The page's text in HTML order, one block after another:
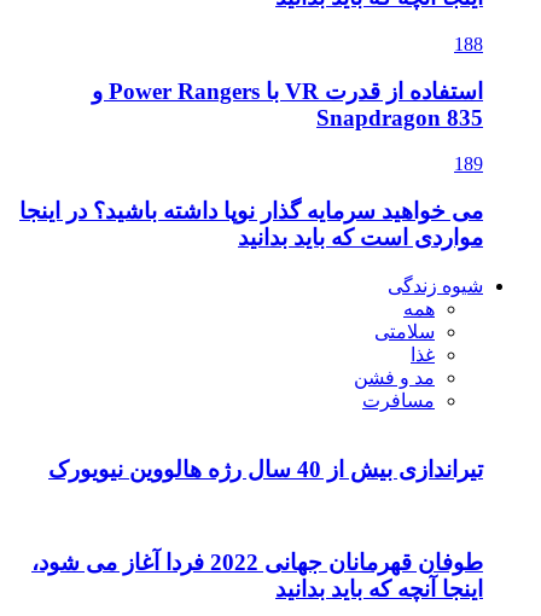
188
استفاده از قدرت VR با Power Rangers و
Snapdragon 835
189
می خواهید سرمایه گذار نوپا داشته باشید؟ در اینجا
مواردی است که باید بدانید
شیوه زندگی
همه
سلامتی
غذا
مد و فشن
مسافرت
تیراندازی بیش از 40 سال رژه هالووین نیویورک
طوفان قهرمانان جهانی 2022 فردا آغاز می شود،
اینجا آنچه که باید بدانید